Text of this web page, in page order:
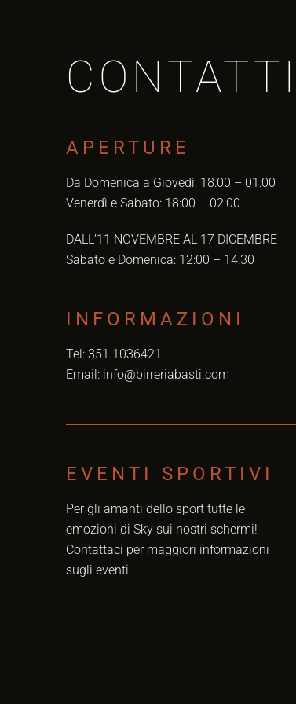
CONTATTI
APERTURE
Da Domenica a Giovedì: 18:00 – 01:00
Venerdì e Sabato: 18:00 – 02:00
DALL’11 NOVEMBRE AL 17 DICEMBRE
Sabato e Domenica: 12:00 – 14:30
INFORMAZIONI
Tel: 351.1036421
Email: info@birreriabasti.com
EVENTI SPORTIVI
Per gli amanti dello sport tutte le
emozioni di Sky sui nostri schermi!
Contattaci per maggiori informazioni
sugli eventi.